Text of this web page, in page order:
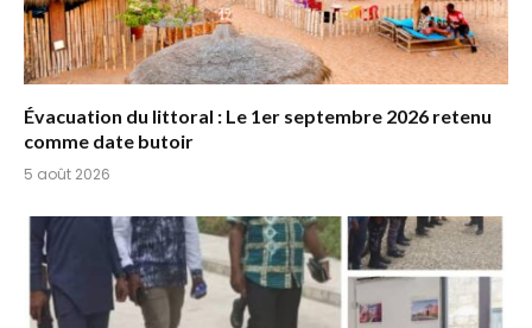
Évacuation du littoral : Le 1er septembre 2026 retenu
comme date butoir
5 août 2026